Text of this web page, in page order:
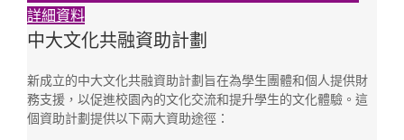
詳細資料
中大文化共融資助計劃
新成立的中大文化共融資助計劃旨在為學生團體和個人提供財
務支援，以促進校園內的文化交流和提升學生的文化體驗。這
個資助計劃提供以下兩大資助途徑：